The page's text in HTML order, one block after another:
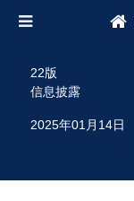
22版
信息披露
2025年01月14日